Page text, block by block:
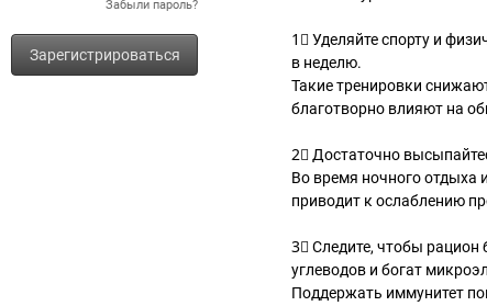
Забыли пароль?
Зарегистрироваться
1⃣ Уделяйте спорту и
в неделю.
Такие тренировки
благотворно влияют на
2⃣ Достаточно
Во время ночного отдыха
приводит к ослаблению
3⃣ Следите, чтобы
углеводов и богат
Поддержать иммунитет